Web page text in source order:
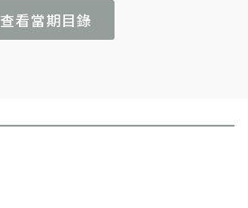
查看當期目錄